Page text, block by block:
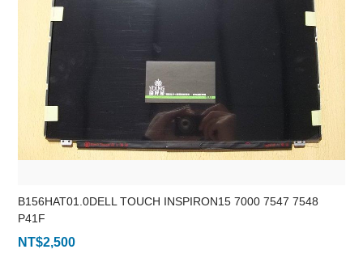
B156HAT01.0DELL TOUCH INSPIRON15 7000 7547 7548
P41F
NT$2,500